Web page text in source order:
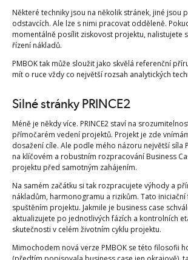
Některé techniky jsou na několik stránek, jiné jsou
odstavcích. Ale lze s nimi pracovat odděleně.
momentálně posílit ziskovost projektu, nalistujete
řízení nákladů.
PMBOK tak může sloužit jako skvělá referenční
mít o ruce vždy co největší rozsah analytických
Silné stránky PRINCE2
Méně je někdy více. PRINCE2 staví na
přímočarém vedení projektů. Projekt je zde
dosažení cíle. Ale podle mého názoru největší síla
na klíčovém a robustním rozpracování Business
projektu před samotným zahájením.
Na samém začátku si tak rozpracujete výhody a
nákladům, harmonogramu a rizikům. Tato
spuštěním projektu. Jakmile je business case
aktualizujete po jednotlivých fázích a kontrolních
skutečnosti v celém životním cyklu projektu.
Mimochodem nová verze PMBOK se této filosofii